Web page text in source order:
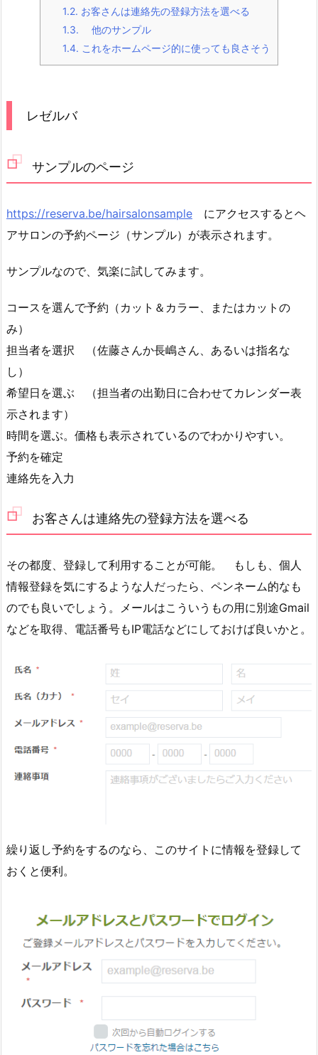
1.2. お客さんは連絡先の登録方法を選べる
1.3. 他のサンプル
1.4. これをホームページ的に使っても良さそう
レゼルバ
サンプルのページ
https://reserva.be/hairsalonsample にアクセスするとヘ
アサロンの予約ページ（サンプル）が表示されます。
サンプルなので、気楽に試してみます。
コースを選んで予約（カット＆カラー、またはカットの
み）
担当者を選択 （佐藤さんか長嶋さん、あるいは指名な
し）
希望日を選ぶ （担当者の出勤日に合わせてカレンダー表
示されます）
時間を選ぶ。価格も表示されているのでわかりやすい。
予約を確定
連絡先を入力
お客さんは連絡先の登録方法を選べる
その都度、登録して利用することが可能。 もしも、個人
情報登録を気にするような人だったら、ペンネーム的なも
のでも良いでしょう。メールはこういうもの用に別途Gmail
などを取得、電話番号もIP電話などにしておけば良いかと。
繰り返し予約をするのなら、このサイトに情報を登録して
おくと便利。